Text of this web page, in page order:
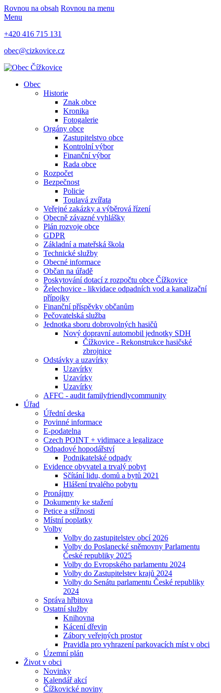
Rovnou na obsah Rovnou na menu
Menu
+420 416 715 131
obec@cizkovice.cz
Obec
Historie
Znak obce
Kronika
Fotogalerie
Orgány obce
Zastupitelstvo obce
Kontrolní výbor
Finanční výbor
Rada obce
Rozpočet
Bezpečnost
Policie
Toulavá zvířata
Veřejné zakázky a výběrová řízení
Obecně závazné vyhlášky
Plán rozvoje obce
GDPR
Základní a mateřská škola
Technické služby
Obecné informace
Občan na úřadě
Poskytování dotací z rozpočtu obce Čížkovice
Želechovice - likvidace odpadních vod a kanalizační
přípojky
Finanční příspěvky občanům
Pečovatelská služba
Jednotka sboru dobrovolných hasičů
Nový dopravní automobil jednotky SDH
Čížkovice - Rekonstrukce hasičské
zbrojnice
Odstávky a uzavírky
Uzavírky
Uzavírky
Uzavírky
AFFC - audit familyfriendlycommunity
Úřad
Úřední deska
Povinné informace
E-podatelna
Czech POINT + vidimace a legalizace
Odpadové hopodářství
Podnikatelské odpady
Evidence obyvatel a trvalý pobyt
Sčítání lidu, domů a bytů 2021
Hlášení trvalého pobytu
Pronájmy
Dokumenty ke stažení
Petice a stížnosti
Místní poplatky
Volby
Volby do zastupitelstev obcí 2026
Volby do Poslanecké sněmovny Parlamentu
České republiky 2025
Volby do Evropského parlamentu 2024
Volby do Zastupitelstev krajů 2024
Volby do Senátu parlamentu České republiky
2024
Správa hřbitova
Ostatní služby
Knihovna
Kácení dřevin
Zábory veřejných prostor
Pravidla pro vyhrazení parkovacích míst v obci
Územní plán
Život v obci
Novinky
Kalendář akcí
Čížkovické noviny